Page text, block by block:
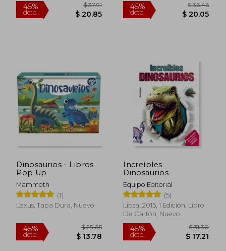
45%
dcto.
$ 37.91
$ 20.85
45%
dcto.
Dinosaurios - Libros
Pop Up
Mammoth
(1)
Lexus, Tapa Dura, Nuevo
Increíbles
Dinosaurios
Equipo Editorial
(5)
Libsa, 2015, 1 Edición, Libro
De Cartón, Nuevo